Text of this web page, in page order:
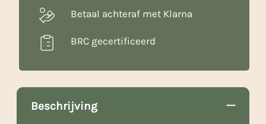
Betaal achteraf met Klarna
BRC gecertificeerd
Beschrijving